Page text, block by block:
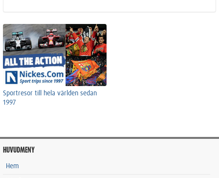
Sportresor till hela världen sedan
1997
HUVUDMENY
Hem